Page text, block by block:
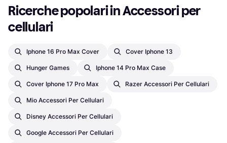
Ricerche popolari in Accessori per
cellulari
Iphone 16 Pro Max Cover Cover Iphone 13
Hunger Games Iphone 14 Pro Max Case
Cover Iphone 17 Pro Max Razer Accessori Per Cellulari
Mio Accessori Per Cellulari
Disney Accessori Per Cellulari
Google Accessori Per Cellulari